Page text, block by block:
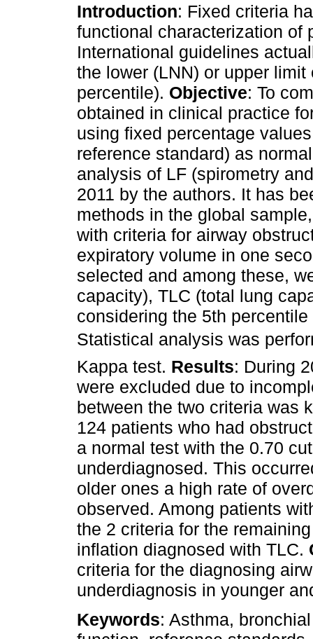
Introduction: Fixed criteria
functional characterization of
International guidelines
the lower (LNN) or upper
percentile). Objective: To
obtained in clinical practice
using fixed percentage
reference standard) as
analysis of LF (spirometry
2011 by the authors. It has
methods in the global
with criteria for airway
expiratory volume in one
selected and among these,
capacity), TLC (total lung
considering the 5th
Statistical analysis was
Kappa test. Results: During
were excluded due to
between the two criteria was
124 patients who had
a normal test with the 0.70
underdiagnosed. This
older ones a high rate of
observed. Among patients
the 2 criteria for the
inflation diagnosed with TLC.
criteria for the diagnosing
underdiagnosis in younger
Keywords: Asthma,